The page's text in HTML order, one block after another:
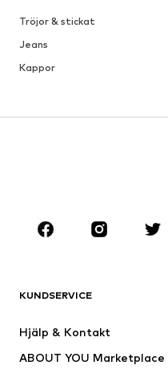
Tröjor & stickat
Jeans
Kappor
Premium
Nytt
Shirts & toppar
Jackor
KUNDSERVICE
Hjälp & Kontakt
ABOUT YOU Marketplace